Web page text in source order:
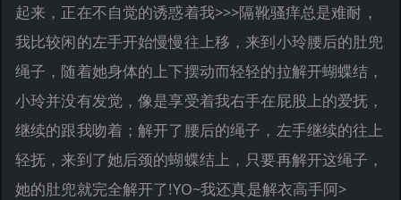
起来，正在不自觉的诱惑着我>>>隔靴骚痒总是难耐，
我比较闲的左手开始慢慢往上移，来到小玲腰后的肚兜
绳子，随着她身体的上下摆动而轻轻的拉解开蝴蝶结，
小玲并没有发觉，像是享受着我右手在屁股上的爱抚，
继续的跟我吻着；解开了腰后的绳子，左手继续的往上
轻抚，来到了她后颈的蝴蝶结上，只要再解开这绳子，
她的肚兜就完全解开了!YO~我还真是解衣高手阿>